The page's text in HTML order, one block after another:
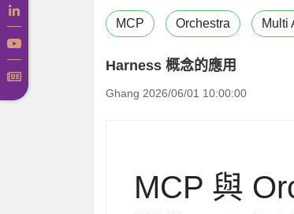
MCP Orchestra Multi
Harness 概念的應用
Ghang 2026/06/01 10:00:00
MCP 與